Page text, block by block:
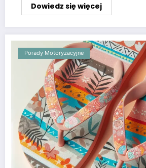
Dowiedz się więcej
Porady Motoryzacyjne